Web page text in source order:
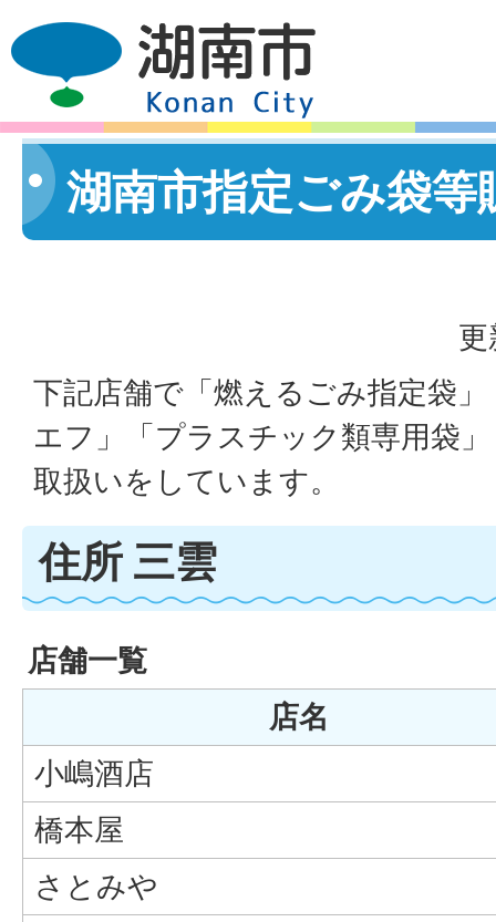
湖南市指定ごみ袋等
下記店舗で「燃えるごみ指定袋
エフ」「プラスチック類専用袋
取扱いをしています。
住所 三雲
店舗一覧
店名
小嶋酒店
橋本屋
さとみや